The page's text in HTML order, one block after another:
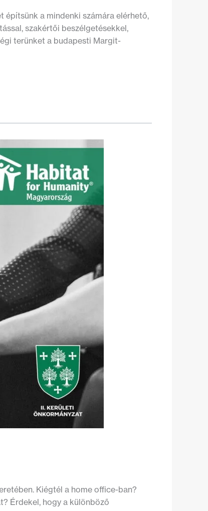
a mindenki számára elérhető,
szakértői beszélgetésekkel,
terünket a budapesti Margit-
Kiégtél a home office-ban?
Érdekel, hogy a különböző